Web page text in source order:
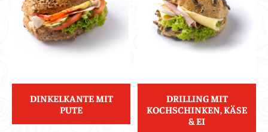
DINKELKANTE MIT
PUTE
DRILLING MIT
KOCHSCHINKEN, KÄSE
& EI